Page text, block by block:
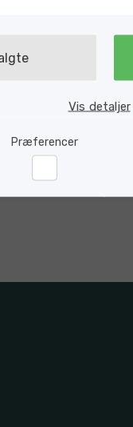
Vis detaljer
Præferencer
når
et